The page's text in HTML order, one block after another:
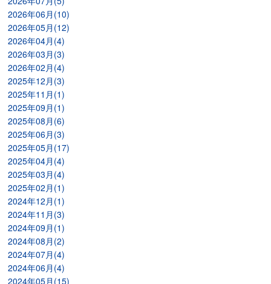
2026年06月(10)
2026年05月(12)
2026年04月(4)
2026年03月(3)
2026年02月(4)
2025年12月(3)
2025年11月(1)
2025年09月(1)
2025年08月(6)
2025年06月(3)
2025年05月(17)
2025年04月(4)
2025年03月(4)
2025年02月(1)
2024年12月(1)
2024年11月(3)
2024年09月(1)
2024年08月(2)
2024年07月(4)
2024年06月(4)
2024年05月(15)